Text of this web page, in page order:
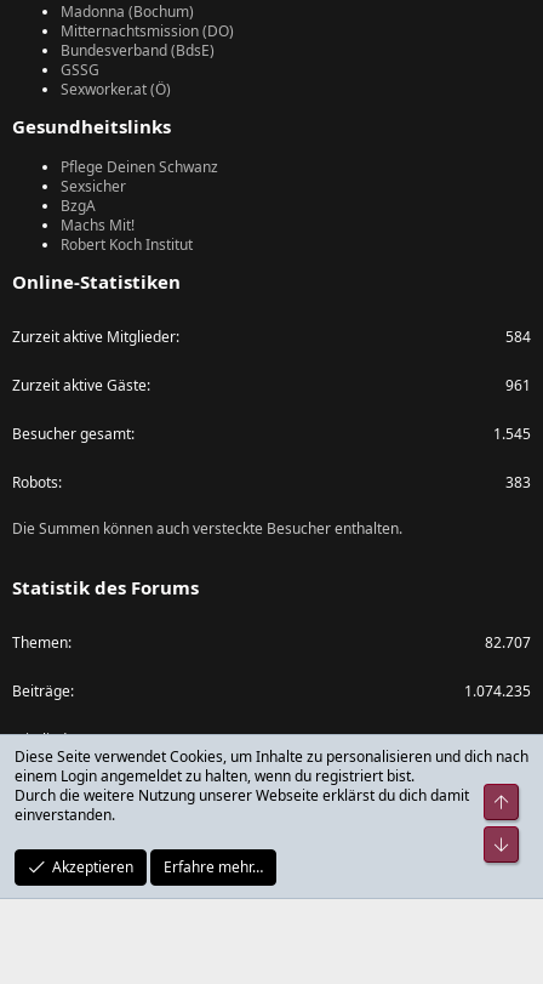
Madonna (Bochum)
Mitternachtsmission (DO)
Bundesverband (BdsE)
GSSG
Sexworker.at (Ö)
Gesundheitslinks
Pflege Deinen Schwanz
Sexsicher
BzgA
Machs Mit!
Robert Koch Institut
Online-Statistiken
Zurzeit aktive Mitglieder 584
Zurzeit aktive Gäste 961
Besucher gesamt 1.545
Robots 383
Die Summen können auch versteckte Besucher enthalten.
Statistik des Forums
Themen 82.707
Beiträge 1.074.235
Mitglieder 79.785
Neuestes Mitglied rickdick
Community platform by XenForo® © 2010-2024 XenForo Ltd.
Diese Seite verwendet Cookies, um Inhalte zu personalisieren und dich nach
einem Login angemeldet zu halten, wenn du registriert bist.
Durch die weitere Nutzung unserer Webseite erklärst du dich damit
einverstanden.
Akzeptieren Erfahre mehr…